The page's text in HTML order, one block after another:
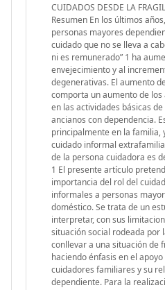
CUIDADOS DESDE LA
Resumen En los últimos
personas mayores
cuidado que no se lleva a
ni es remunerado” 1 ha
envejecimiento y al
degenerativas. El aumento
comporta un aumento de
en las actividades básicas
ancianos con dependencia.
principalmente en la familia,
cuidado informal
de la persona cuidadora es
1 El presente artículo
importancia del rol del
informales a personas
doméstico. Se trata de un
interpretar, con sus
situación social rodeada por
conllevar a una situación de
haciendo énfasis en el
cuidadores familiares y su
dependiente. Para la